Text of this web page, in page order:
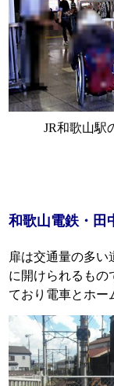
JR和歌山駅
和歌山電鉄・田
扉は交通量の多
に開けられるもの
ており電車とホー